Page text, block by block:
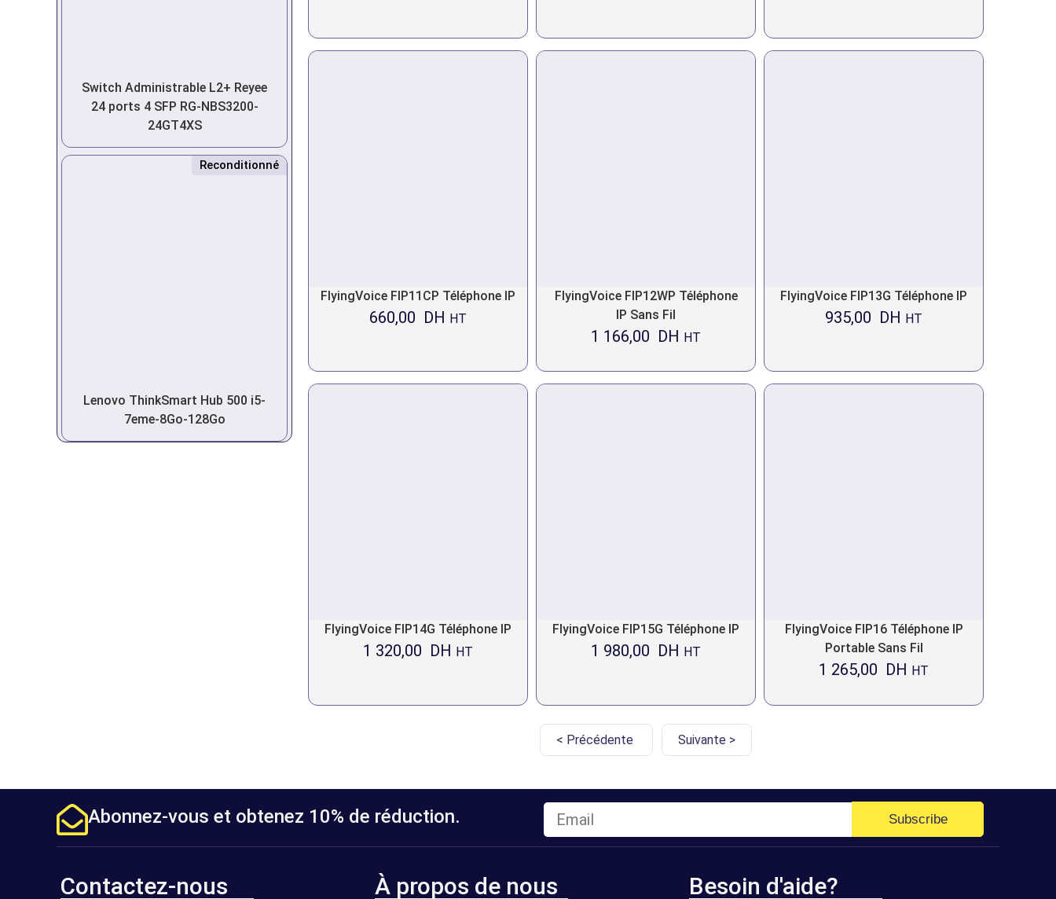
FlyingVoice FIP11CP Téléphone IP
660,00 DH HT
FlyingVoice FIP12WP Téléphone
IP Sans Fil
1 166,00 DH HT
FlyingVoice FIP13G Téléphone IP
935,00 DH HT
FlyingVoice FIP14G Téléphone IP
1 320,00 DH HT
FlyingVoice FIP15G Téléphone IP
1 980,00 DH HT
FlyingVoice FIP16 Téléphone IP
Portable Sans Fil
1 265,00 DH HT
< Précédente Suivante >
Switch Administrable L2+ Reyee
24 ports 4 SFP RG-NBS3200-
24GT4XS
Reconditionné
Lenovo ThinkSmart Hub 500 i5-
7eme-8Go-128Go
Abonnez-vous et obtenez 10% de réduction. Subscribe
Contactez-nous À propos de nous Besoin d'aide?